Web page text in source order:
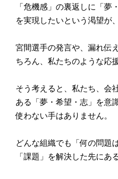
「危機感」の裏返しに「
を実現したいという渇望が
宮間選手の発言や、漏れ伝
ちろん、私たちのような応
そう考えると、私たち、会
ある「夢・希望・志」を意
使わない手はありません。
どんな組織でも「何の問題
「課題」を解決した先にあ